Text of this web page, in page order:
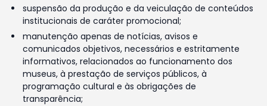
suspensão da produção e da veiculação de conteúdos
institucionais de caráter promocional;
manutenção apenas de notícias, avisos e
comunicados objetivos, necessários e estritamente
informativos, relacionados ao funcionamento dos
museus, à prestação de serviços públicos, à
programação cultural e às obrigações de
transparência;